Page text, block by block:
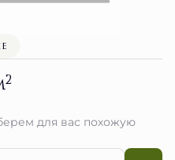
2
для вас похожую